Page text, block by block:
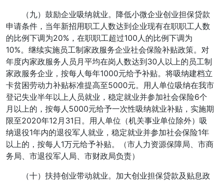
（九）鼓励企业吸纳就业。降低小微企业创业担保贷款
申请条件，当年新招用职工人数达到企业现有在职职工人数
的比例下调为20%，在职职工超过100人的比例下调为
10%。继续实施员工制家政服务企业社会保险补贴政策。对
年度内家政服务人员月平均在岗人数达到30人以上的员工制
家政服务企业，按每人每年1000元给予补贴。将吸纳建档立
卡贫困劳动力补贴标准提高至5000元。用人单位吸纳在我市
登记失业半年以上人员就业，稳定就业并参加社会保险6个
月以上的，按每人5000元给予一次性吸纳就业补贴，实施期
限至2020年12月31日。用人单位（机关事业单位除外）吸
纳退役1年内的退役军人就业，稳定就业并参加社会保险1年
以上的，按每人1万元给予补贴。（市人力资源保障局、市商
务局、市退役军人局、市财政局负责）
（十）扶持创业带动就业。加大创业担保贷款及贴息政